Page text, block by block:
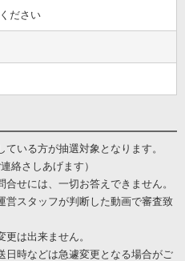
ださい
いる方が抽選対象となります。
絡さしあげます）
せには、一切お答えできません。
営スタッフが判断した動画で審査致
は出来ません。
日時などは急遽変更となる場合がご